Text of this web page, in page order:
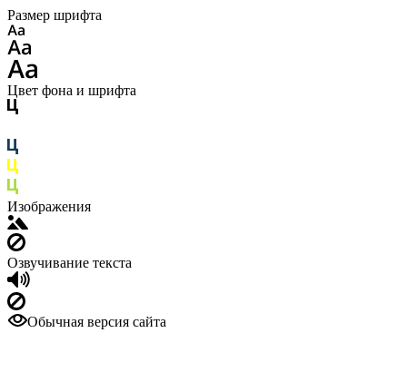
Размер шрифта
Цвет фона и шрифта
Изображения
Озвучивание текста
Обычная версия сайта